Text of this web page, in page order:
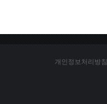
개인정보처리방침